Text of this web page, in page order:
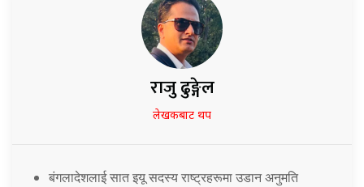
राजु ढुङ्गेल
लेखकबाट थप
बंगलादेशलाई सात इयू सदस्य राष्ट्रहरूमा उडान अनुमति